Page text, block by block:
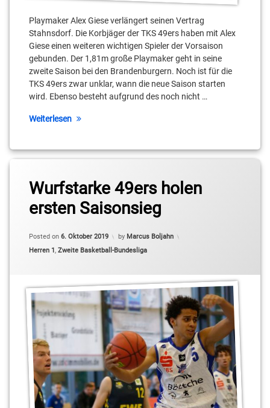
Playmaker Alex Giese verlängert seinen Vertrag
Stahnsdorf. Die Korbjäger der TKS 49ers haben mit Alex
Giese einen weiteren wichtigen Spieler der Vorsaison
gebunden. Der 1,81m große Playmaker geht in seine
zweite Saison bei den Brandenburgern. Noch ist für die
TKS 49ers zwar unklar, wann die neue Saison starten
wird. Ebenso besteht aufgrund des noch nicht …
Weiterlesen
Wurfstarke 49ers holen
ersten Saisonsieg
Posted on 6. Oktober 2019
Updated on6. Oktober 2019
by Marcus Boljahn
Categories:
Herren 1, Zweite Basketball-Bundesliga
BARMER
2.Basketball
Bundesliga
ProB
BBIS
Cliff
Goncalo
Kai
Buchmann
Kleinmachnow
Max